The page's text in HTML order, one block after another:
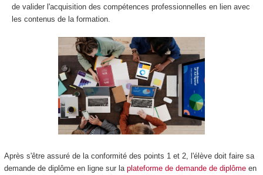
de valider l'acquisition des compétences professionnelles en lien avec
les contenus de la formation.
Après s'être assuré de la conformité des points 1 et 2, l'élève doit faire sa
demande de diplôme en ligne sur la plateforme de demande de diplômeen